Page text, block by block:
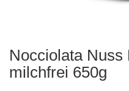
Nocciolata Nuss
milchfrei 650g